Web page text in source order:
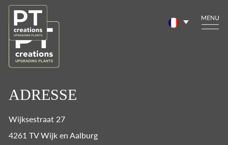
ADRESSE
Wijksestraat 27
4261 TV Wijk en Aalburg